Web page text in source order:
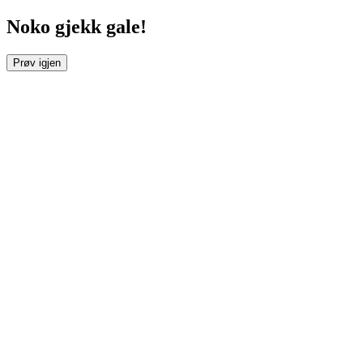
Noko gjekk gale!
Prøv igjen